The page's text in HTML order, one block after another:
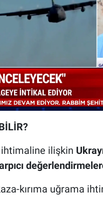
ihtimaline ilişkin
kırıma uğrama